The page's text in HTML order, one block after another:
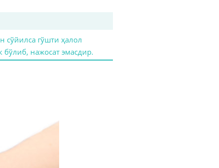
сўйилса гўшти ҳалол
нажосат эмасдир.